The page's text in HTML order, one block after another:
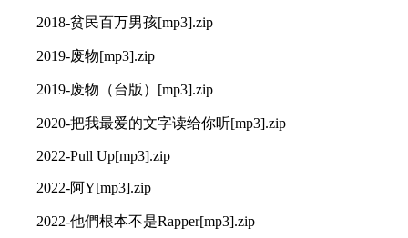
2018-贫民百万男孩[mp3].zip
2019-废物[mp3].zip
2019-废物（台版）[mp3].zip
2020-把我最爱的文字读给你听[mp3].zip
2022-Pull Up[mp3].zip
2022-阿Y[mp3].zip
2022-他們根本不是Rapper[mp3].zip